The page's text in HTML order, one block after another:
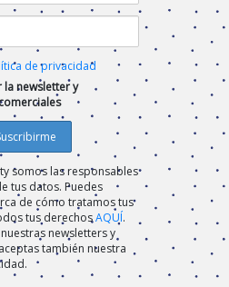
de privacidad
newsletter y
somos las responsables
tus datos. Puedes
de cómo tratamos tus
tus derechosAQUÍ.
newsletters y
también nuestra